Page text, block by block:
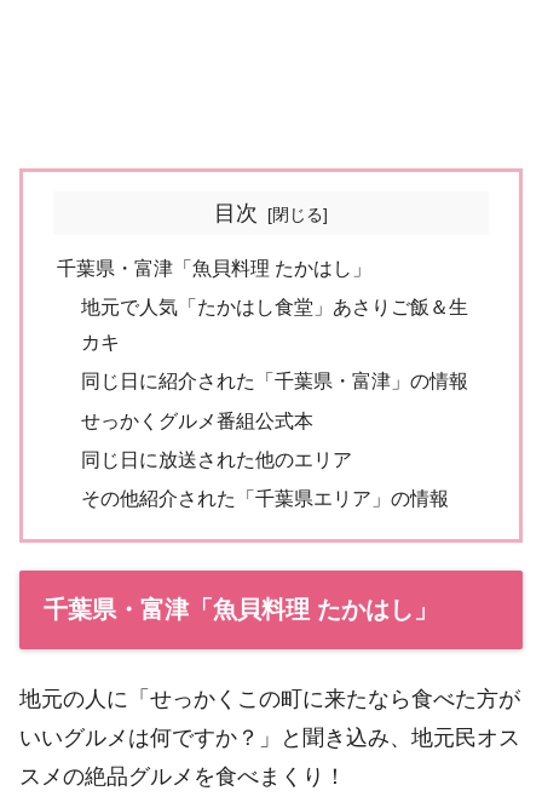
目次
千葉県・富津「魚貝料理 たかはし」
地元で人気「たかはし食堂」あさりご飯＆生
カキ
同じ日に紹介された「千葉県・富津」の情報
せっかくグルメ番組公式本
同じ日に放送された他のエリア
その他紹介された「千葉県エリア」の情報
千葉県・富津「魚貝料理 たかはし」
地元の人に「せっかくこの町に来たなら食べた方が
いいグルメは何ですか？」と聞き込み、地元民オス
スメの絶品グルメを食べまくり！